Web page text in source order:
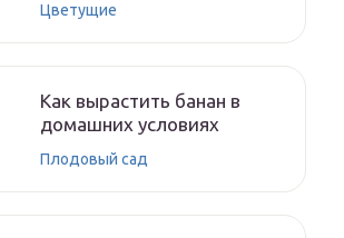
Цветущие
Как вырастить банан в
домашних условиях
Плодовый сад